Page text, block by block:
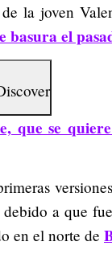
la joven
basura el
que se
debido a que
en el norte de